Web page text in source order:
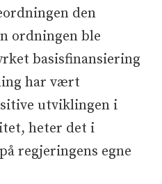
den
ordningen ble
basisfinansiering
har vært
utviklingen i
heter det i
regjeringens egne